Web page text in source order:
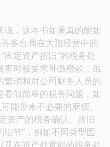
说，这本书如果真的能如
多台商在大陆经营中的
固定资产折旧”的税务处
时被要求补缴税款，虽
琐和对公司财务人员的
似简单的税务问题，如
能带来不必要的麻烦。
资产的税务确认、折旧
节”，例如不同类型固
在资产处置时的税务处